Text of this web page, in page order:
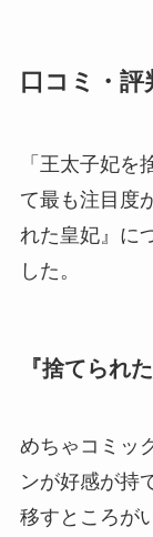
口コミ・評
「王太子妃を
て最も注目度
れた皇妃』に
した。
『捨てられ
めちゃコミッ
ンが好感が持
移すところが